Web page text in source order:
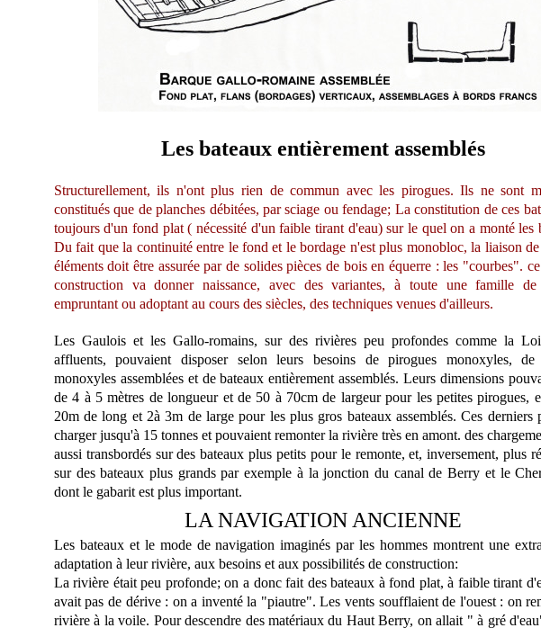
Les bateaux entièrement assemblés
Structurellement, ils n'ont plus rien de commun avec les pirogues. Ils ne sont
constitués que de planches débitées, par sciage ou fendage; La constitution de ces
toujours d'un fond plat ( nécessité d'un faible tirant d'eau) sur le quel on a monté les
Du fait que la continuité entre le fond et le bordage n'est plus monobloc, la liaison
éléments doit être assurée par de solides pièces de bois en équerre : les "courbes".
construction va donner naissance, avec des variantes, à toute une famille de
empruntant ou adoptant au cours des siècles, des techniques venues d'ailleurs.
Les Gaulois et les Gallo-romains, sur des rivières peu profondes comme la
affluents, pouvaient disposer selon leurs besoins de pirogues monoxyles, de
monoxyles assemblées et de bateaux entièrement assemblés. Leurs dimensions
de 4 à 5 mètres de longueur et de 50 à 70cm de largeur pour les petites pirogues,
20m de long et 2à 3m de large pour les plus gros bateaux assemblés. Ces derniers
charger jusqu'à 15 tonnes et pouvaient remonter la rivière très en amont. des
aussi transbordés sur des bateaux plus petits pour le remonte, et, inversement, plus
sur des bateaux plus grands par exemple à la jonction du canal de Berry et le
dont le gabarit est plus important.
LA NAVIGATION ANCIENNE
Les bateaux et le mode de navigation imaginés par les hommes montrent une
adaptation à leur rivière, aux besoins et aux possibilités de construction:
La rivière était peu profonde; on a donc fait des bateaux à fond plat, à faible tirant
avait pas de dérive : on a inventé la "piautre". Les vents soufflaient de l'ouest : on
rivière à la voile. Pour descendre des matériaux du Haut Berry, on allait " à gré